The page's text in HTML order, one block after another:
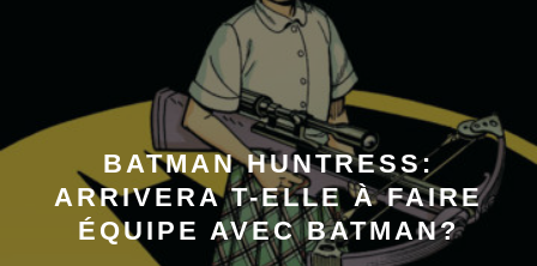
BATMAN HUNTRESS:
ARRIVERA T-ELLE À FAIRE
ÉQUIPE AVEC BATMAN?